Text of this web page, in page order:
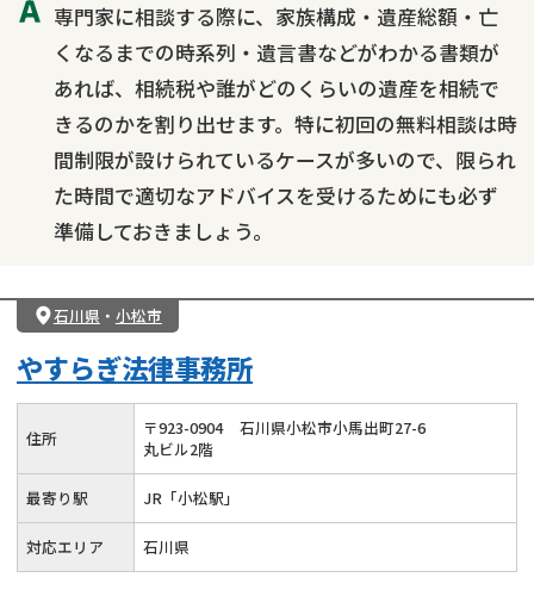
専門家に相談する際に、家族構成・遺産総額・亡
くなるまでの時系列・遺言書などがわかる書類が
あれば、相続税や誰がどのくらいの遺産を相続で
きるのかを割り出せます。特に初回の無料相談は時
間制限が設けられているケースが多いので、限られ
た時間で適切なアドバイスを受けるためにも必ず
準備しておきましょう。
石川県 ・ 小松市
やすらぎ法律事務所
住所 〒923-0904
石川県小松市小馬出町27-6
丸ビル2階
最寄り駅 JR「小松駅」
対応エリア 石川県